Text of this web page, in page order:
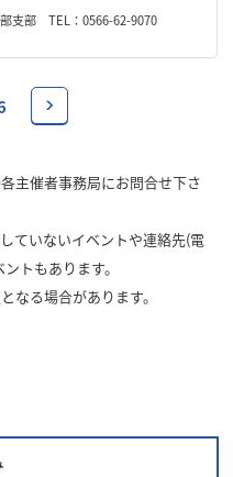
部支部 TEL：0566-62-9070
主催者事務局にお問合せ下さ
ていないイベントや連絡先(電
トもあります。
なる場合があります。